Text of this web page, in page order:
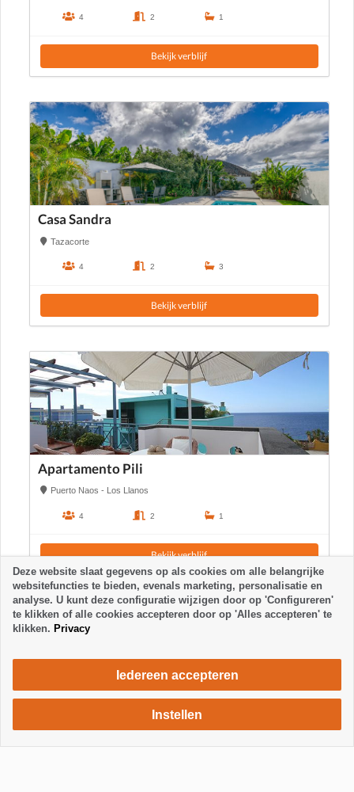
4 2 1
Bekijk verblijf
Casa Sandra
Tazacorte
4 2 3
Bekijk verblijf
Apartamento Pili
Puerto Naos - Los Llanos
4 2 1
Bekijk verblijf
700 €/ week
Deze website slaat gegevens op als cookies om alle belangrijke
websitefuncties te bieden, evenals marketing, personalisatie en
analyse. U kunt deze configuratie wijzigen door op 'Configureren'
te klikken of alle cookies accepteren door op 'Alles accepteren' te
klikken. Privacy
Iedereen accepteren
Instellen